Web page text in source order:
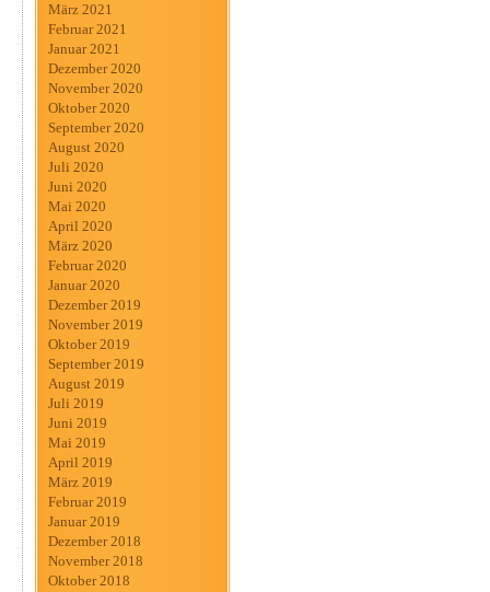
März 2021
Februar 2021
Januar 2021
Dezember 2020
November 2020
Oktober 2020
September 2020
August 2020
Juli 2020
Juni 2020
Mai 2020
April 2020
März 2020
Februar 2020
Januar 2020
Dezember 2019
November 2019
Oktober 2019
September 2019
August 2019
Juli 2019
Juni 2019
Mai 2019
April 2019
März 2019
Februar 2019
Januar 2019
Dezember 2018
November 2018
Oktober 2018